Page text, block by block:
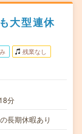
大型連休
残業なし
分
長期休暇あり